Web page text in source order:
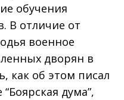
обучения
В отличие от
военное
дворян в
как об этом писал
дума”,